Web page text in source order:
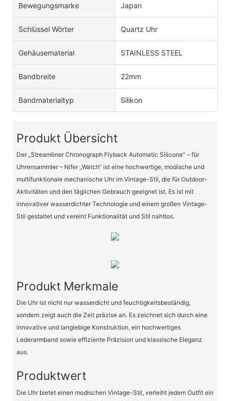
Bewegungsmarke Japan
Schlüssel Wörter Quartz Uhr
Gehäusematerial STAINLESS STEEL
Bandbreite 22mm
Bandmaterialtyp Silikon
Produkt Übersicht
Der „Streamliner Chronograph Flyback Automatic Silicone“ – für
Uhrensammler – Nifer „Watch“ ist eine hochwertige, modische und
multifunktionale mechanische Uhr im Vintage-Stil, die für Outdoor-
Aktivitäten und den täglichen Gebrauch geeignet ist. Es ist mit
innovativer wasserdichter Technologie und einem großen Vintage-
Stil gestaltet und vereint Funktionalität und Stil nahtlos.
Produkt Merkmale
Die Uhr ist nicht nur wasserdicht und feuchtigkeitsbeständig,
sondern zeigt auch die Zeit präzise an. Es zeichnet sich durch eine
innovative und langlebige Konstruktion, ein hochwertiges
Lederarmband sowie effiziente Präzision und klassische Eleganz
aus.
Produktwert
Die Uhr bietet einen modischen Vintage-Stil, verleiht jedem Outfit ein